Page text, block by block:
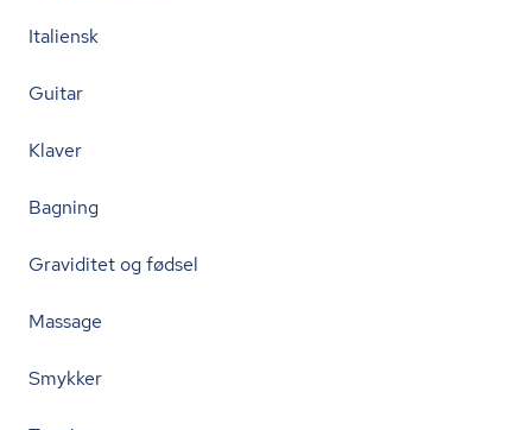
Italiensk
Guitar
Klaver
Bagning
Graviditet og fødsel
Massage
Smykker